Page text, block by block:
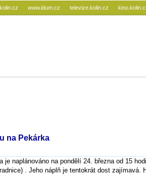
www.idum.cz televize.kolin.cz
na Pekárka
naplánováno na pondělí 24. března od 15
. Jeho náplň je tentokrát dost zajímavá.